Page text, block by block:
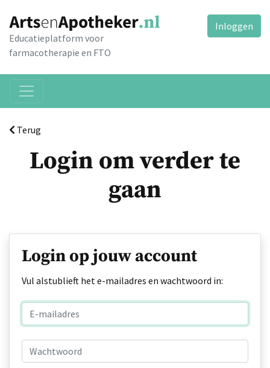
Educatieplatform voor
farmacotherapie en FTO
Inloggen
Terug
Login om verder te
gaan
Login op jouw account
Vul alstublieft het e-mailadres en wachtwoord in: